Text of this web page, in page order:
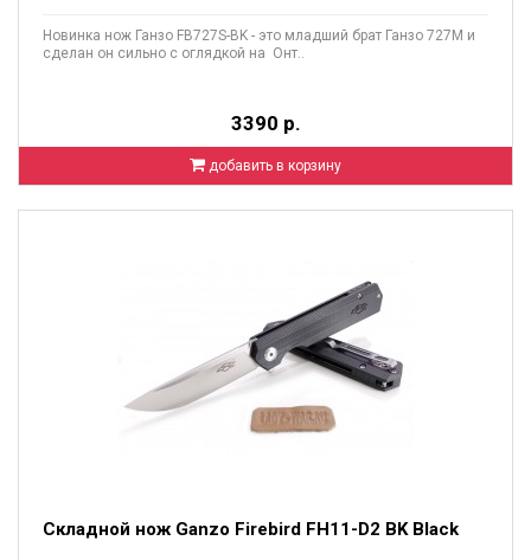
Новинка нож Ганзо FB727S-BK - это младший брат Ганзо 727М и
сделан он сильно с оглядкой на Онт..
3390 р.
добавить в корзину
Складной нож Ganzo Firebird FH11-D2 BK Black